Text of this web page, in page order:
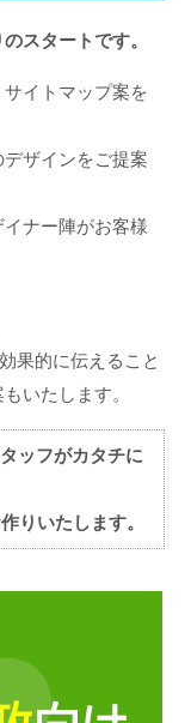
スタートです。
イトマップ案を
ザインをご提案
ナー陣がお客様
果的に伝えること
いたします。
ッフがカタチに
りいたします。